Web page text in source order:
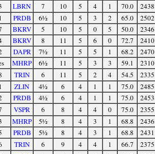
LBRN 7 10 5 4 1 70.0 2438
PRDB 6½ 10 5 3 2 65.0 2502
BKRV 5 10 5 0 5 50.0 2346
BKRV 8 11 5 6 0 72.7 2410
DAPR 7½ 11 5 5 1 68.2 2470
MHRP 6½ 11 5 3 3 59.1 2310
TRIN 6 11 5 2 4 54.5 2335
ZLIN 4½ 6 4 1 1 75.0 2485
PRDB 4½ 6 4 1 1 75.0 2453
VSPR 6 8 4 4 0 75.0 2355
MHRP 5½ 8 4 3 1 68.8 2436
PRDB 5½ 8 4 3 1 68.8 2431
TRIN 6 9 4 4 1 66.7 2375